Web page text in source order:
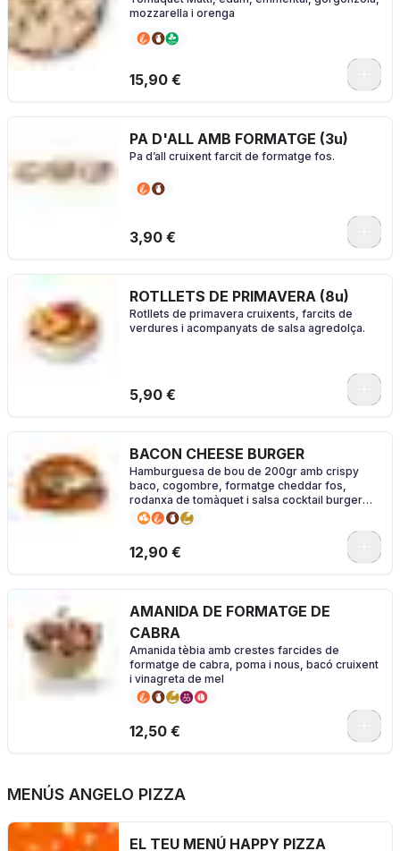
mozzarella i orenga
15,90 €
PA D'ALL AMB FORMATGE (3u)
Pa d’all cruixent farcit de formatge fos.
3,90 €
ROTLLETS DE PRIMAVERA (8u)
Rotllets de primavera cruixents, farcits de
verdures i acompanyats de salsa agredolça.
5,90 €
BACON CHEESE BURGER
Hamburguesa de bou de 200gr amb crispy
baco, cogombre, formatge cheddar fos,
rodanxa de tomàquet i salsa cocktail burger
amb el nostre pà especial brioche
12,90 €
AMANIDA DE FORMATGE DE
CABRA
Amanida tèbia amb crestes farcides de
formatge de cabra, poma i nous, bacó cruixent
i vinagreta de mel
12,50 €
MENÚS ANGELO PIZZA
EL TEU MENÚ HAPPY PIZZA